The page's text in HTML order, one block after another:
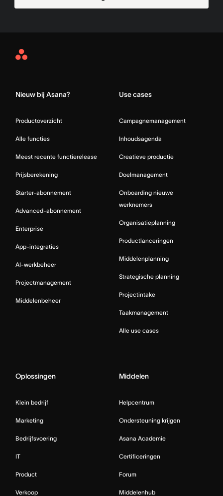
Asana
Nieuw bij Asana?
Productoverzicht
Alle functies
Meest recente functierelease
Prijsberekening
Starter-abonnement
Advanced-abonnement
Enterprise
App-integraties
AI-werkbeheer
Projectmanagement
Middelenbeheer
Use cases
Campagnemanagement
Inhoudsagenda
Creatieve productie
Doelmanagement
Onboarding nieuwe
werknemers
Organisatieplanning
Productlanceringen
Middelenplanning
Strategische planning
Projectintake
Taakmanagement
Alle use cases
Oplossingen
Klein bedrijf
Marketing
Bedrijfsvoering
IT
Product
Verkoop
Middelen
Helpcentrum
Ondersteuning krijgen
Asana Academie
Certificeringen
Forum
Middelenhub